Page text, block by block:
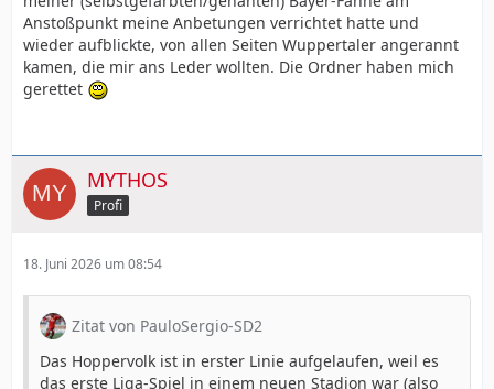
Anstoßpunkt meine Anbetungen verrichtet hatte und
wieder aufblickte, von allen Seiten Wuppertaler angerannt
kamen, die mir ans Leder wollten. Die Ordner haben mich
gerettet
MYTHOS
Profi
18. Juni 2026 um 08:54
Zitat von PauloSergio-SD2
Das Hoppervolk ist in erster Linie aufgelaufen, weil es
das erste Liga-Spiel in einem neuen Stadion war (also